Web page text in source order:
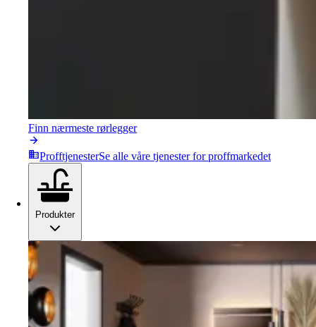
Finn nærmeste rørlegger
ProfftjenesterSe alle våre tjenester for proffmarkedet
Produkter